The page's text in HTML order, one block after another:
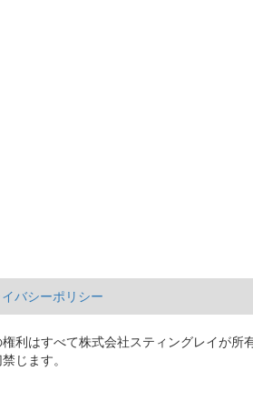
バシーポリシー
利はすべて株式会社スティングレイが所
じます。